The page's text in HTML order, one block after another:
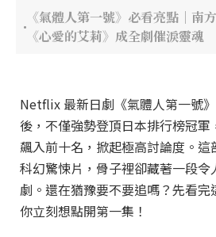
《氣體人第一號》必看亮點｜南
《心愛的艾莉》成全劇催淚靈魂
Netflix 最新日劇《氣體人第一號
後，不僅強勢登頂日本排行榜冠軍
飆入前十名，掀起極高討論度。這
科幻驚悚片，骨子裡卻藏著一段令
劇。還在猶豫要不要追嗎？先看
你立刻想點開第一集！